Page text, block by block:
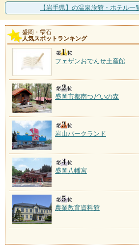
【岩手県】の温泉旅館・ホテル一
盛岡・雫石
人気スポットランキング
フェザンおでんせ土産館
盛岡市都南つどいの森
岩山パークランド
盛岡八幡宮
農業教育資料館